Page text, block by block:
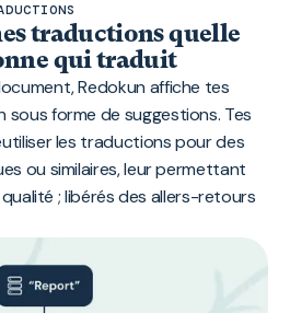
traductions quelle
qui traduit
Redokun affiche tes
forme de suggestions. Tes
les traductions pour des
ou similaires, leur permettant
; libérés des allers-retours